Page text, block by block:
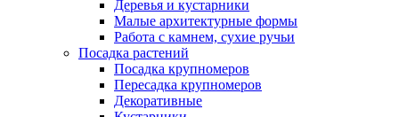
Деревья и кустарники
Малые архитектурные формы
Работа с камнем, сухие ручьи
Посадка растений
Посадка крупномеров
Пересадка крупномеров
Декоративные